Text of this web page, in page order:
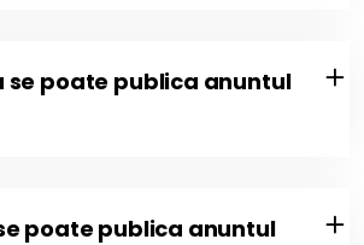
se poate publica anuntul
poate publica anuntul